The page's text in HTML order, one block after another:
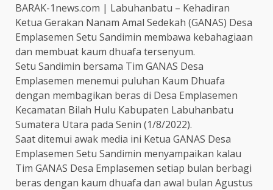
BARAK-1news.com | Labuhanbatu – Kehadiran
Ketua Gerakan Nanam Amal Sedekah (GANAS) Desa
Emplasemen Setu Sandimin membawa kebahagiaan
dan membuat kaum dhuafa tersenyum.
Setu Sandimin bersama Tim GANAS Desa
Emplasemen menemui puluhan Kaum Dhuafa
dengan membagikan beras di Desa Emplasemen
Kecamatan Bilah Hulu Kabupaten Labuhanbatu
Sumatera Utara pada Senin (1/8/2022).
Saat ditemui awak media ini Ketua GANAS Desa
Emplasemen Setu Sandimin menyampaikan kalau
Tim GANAS Desa Emplasemen setiap bulan berbagi
beras dengan kaum dhuafa dan awal bulan Agustus